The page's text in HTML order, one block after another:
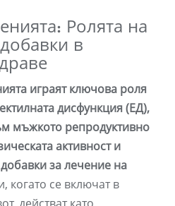
Ролята на
в
играят ключова роля
дисфункция (ЕД),
мъжкото репродуктивно
активност и
за лечение на
когато се включат в